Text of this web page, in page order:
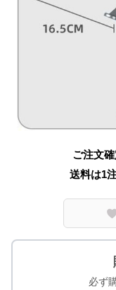
ご注文
送料は1
必ず